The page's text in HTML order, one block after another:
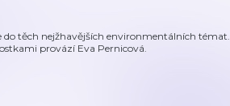
do těch nejžhavějších environmentálních témat.
provází Eva Pernicová.